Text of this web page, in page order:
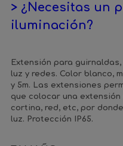
> ¿Necesitas un
iluminación?
Extensión para
luz y redes. Color blanco,
y 5m. Las extensiones
que colocar una
cortina, red, etc, por
luz. Protección IP65.